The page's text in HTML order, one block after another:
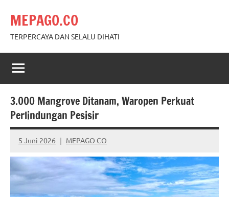
content
MEPAGO.CO
TERPERCAYA DAN SELALU DIHATI
3.000 Mangrove Ditanam, Waropen Perkuat
Perlindungan Pesisir
5 Juni 2026 MEPAGO CO
No
comments